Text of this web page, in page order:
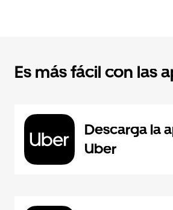
Es más fácil con las
Descarga la
Uber